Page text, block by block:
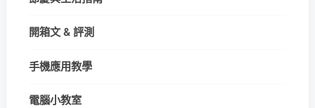
開箱文 & 評測
手機應用教學
電腦小教室